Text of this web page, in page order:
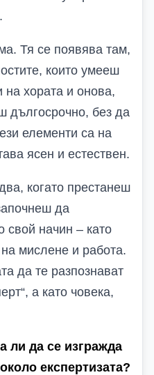
Тя се появява там,
които умееш
хората и онова,
дългосрочно, без да
елементи са на
ясен и естествен.
когато престанеш
да
свой начин – като
мислене и работа.
да те разпознават
а като човека,
ли да се изгражда
експертизата?